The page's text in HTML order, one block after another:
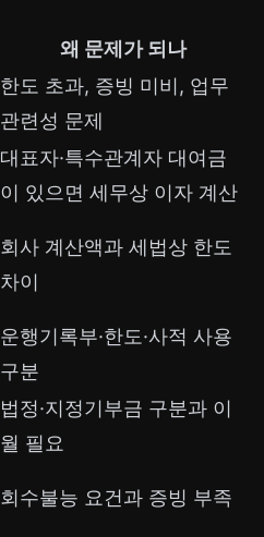
왜 문제가 되나
한도 초과, 증빙 미비, 업무
관련성 문제
대표자·특수관계자 대여금
이 있으면 세무상 이자 계산
회사 계산액과 세법상 한도
차이
운행기록부·한도·사적 사용
구분
법정·지정기부금 구분과 이
월 필요
회수불능 요건과 증빙 부족